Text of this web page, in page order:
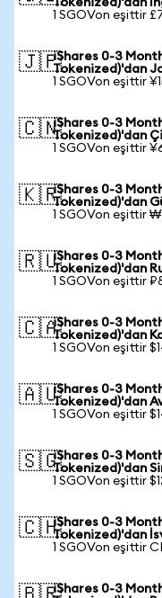
Tokenized)'dan
1 SGOVon eşittir
🇯🇵iShares 0-3
Tokenized)'dan
1 SGOVon eşittir
🇨🇳iShares 0-3
Tokenized)'dan
1 SGOVon eşittir
🇰🇷iShares 0-3
Tokenized)'dan
1 SGOVon eşittir
🇷🇺iShares 0-3
Tokenized)'dan
1 SGOVon eşittir
🇨🇦iShares 0-3
Tokenized)'dan
1 SGOVon eşittir
🇦🇺iShares 0-3
Tokenized)'dan
1 SGOVon eşittir
🇸🇬iShares 0-3
Tokenized)'dan
1 SGOVon eşittir
🇨🇭iShares 0-3
Tokenized)'dan
1 SGOVon eşittir
iShares 0-3